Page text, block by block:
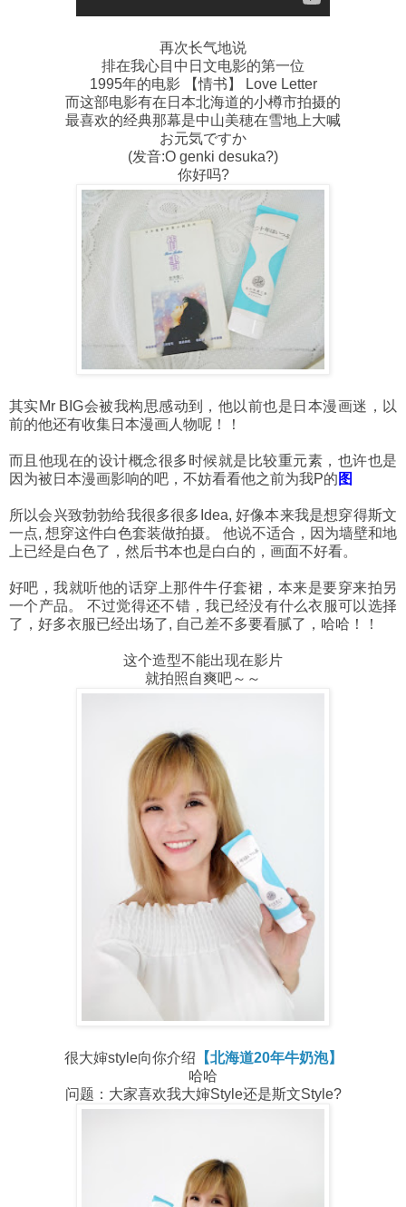
再次长气地说
排在我心目中日文电影的第一位
1995年的电影 【情书】 Love Letter
而这部电影有在日本北海道的小樽市拍摄的
最喜欢的经典那幕是中山美穂在雪地上大喊
お元気ですか
(发音:O genki desuka?)
你好吗?
其实Mr BIG会被我构思感动到，他以前也是日本漫画迷，以
前的他还有收集日本漫画人物呢！！
而且他现在的设计概念很多时候就是比较重元素，也许也是
因为被日本漫画影响的吧，不妨看看他之前为我P的 图
所以会兴致勃勃给我很多很多Idea, 好像本来我是想穿得斯文
一点, 想穿这件白色套装做拍摄。 他说不适合，因为墙壁和地
上已经是白色了，然后书本也是白白的，画面不好看。
好吧，我就听他的话穿上那件牛仔套裙，本来是要穿来拍另
一个产品。 不过觉得还不错，我已经没有什么衣服可以选择
了，好多衣服已经出场了, 自己差不多要看腻了，哈哈！！
这个造型不能出现在影片
就拍照自爽吧～～
很大婶style向你介绍 【北海道20年牛奶泡】
哈哈
问题：大家喜欢我大婶Style还是斯文Style?